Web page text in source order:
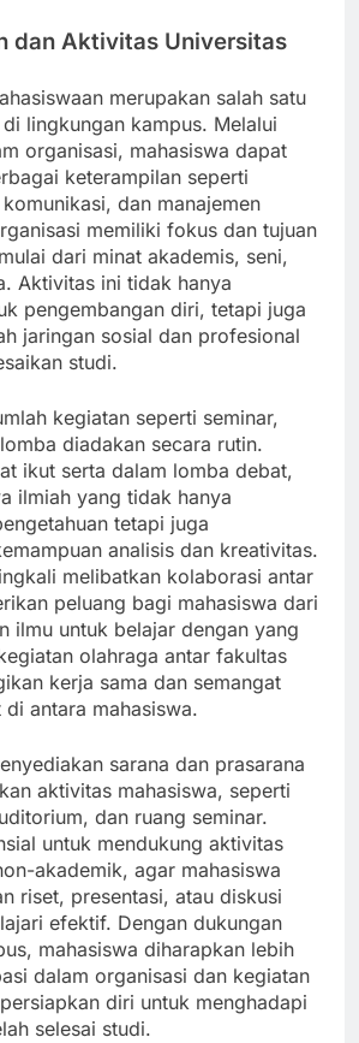
dan Aktivitas Universitas
merupakan salah satu
lingkungan kampus. Melalui
organisasi, mahasiswa dapat
keterampilan seperti
dan manajemen
memiliki fokus dan tujuan
dari minat akademis, seni,
Aktivitas ini tidak hanya
pengembangan diri, tetapi juga
jaringan sosial dan profesional
studi.
kegiatan seperti seminar,
diadakan secara rutin.
ikut serta dalam lomba debat,
ilmiah yang tidak hanya
tetapi juga
analisis dan kreativitas.
melibatkan kolaborasi antar
peluang bagi mahasiswa dari
ilmu untuk belajar dengan yang
olahraga antar fakultas
kerja sama dan semangat
antara mahasiswa.
sarana dan prasarana
aktivitas mahasiswa, seperti
dan ruang seminar.
untuk mendukung aktivitas
akademik, agar mahasiswa
riset, presentasi, atau diskusi
efektif. Dengan dukungan
mahasiswa diharapkan lebih
dalam organisasi dan kegiatan
diri untuk menghadapi
selesai studi.